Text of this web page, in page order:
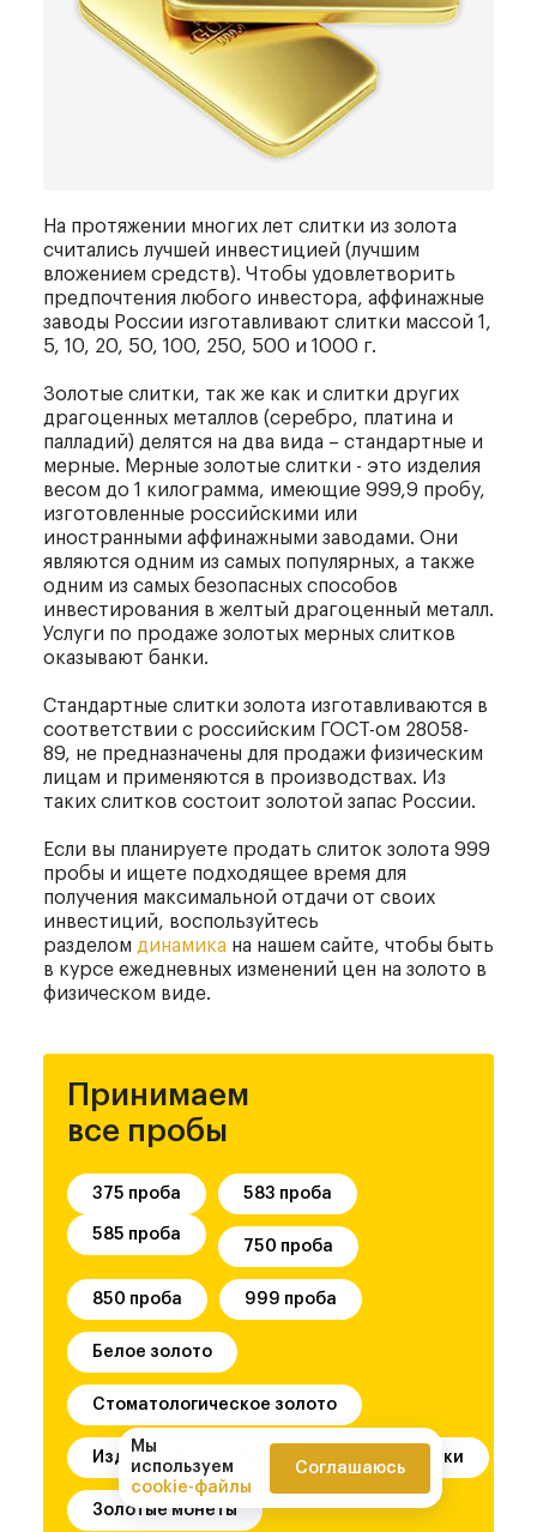
На протяжении многих лет слитки из золота
считались лучшей инвестицией (лучшим
вложением средств). Чтобы удовлетворить
предпочтения любого инвестора, аффинажные
заводы России изготавливают слитки массой 1,
5, 10, 20, 50, 100, 250, 500 и 1000 г.
Золотые слитки, так же как и слитки других
драгоценных металлов (серебро, платина и
палладий) делятся на два вида – стандартные и
мерные. Мерные золотые слитки - это изделия
весом до 1 килограмма, имеющие 999,9 пробу,
изготовленные российскими или
иностранными аффинажными заводами. Они
являются одним из самых популярных, а также
одним из самых безопасных способов
инвестирования в желтый драгоценный металл.
Услуги по продаже золотых мерных слитков
оказывают банки.
Стандартные слитки золота изготавливаются в
соответствии с российским ГОСТ-ом 28058-
89, не предназначены для продажи физическим
лицам и применяются в производствах. Из
таких слитков состоит золотой запас России.
Если вы планируете продать слиток золота 999
пробы и ищете подходящее время для
получения максимальной отдачи от своих
инвестиций, воспользуйтесь
разделом динамика на нашем сайте, чтобы быть
в курсе ежедневных изменений цен на золото в
физическом виде.
Принимаем
все пробы
375 проба 583 проба
585 проба
750 проба
850 проба 999 проба
Белое золото
Стоматологическое золото
Изделия без пробы Золотые слитки
Золотые монеты
Мы
используем
cookie-файлы
Соглашаюсь